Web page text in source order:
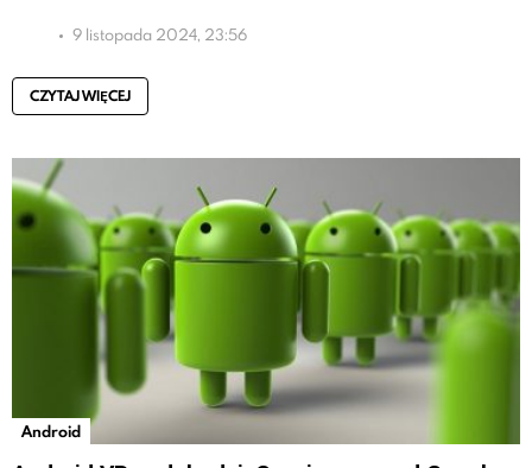
9 listopada 2024, 23:56
CZYTAJ WIĘCEJ
Android